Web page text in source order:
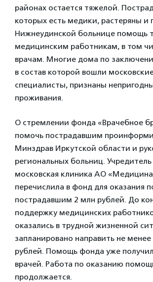
районах остается тяжелой.
которых есть медики, растеряны и
Нижнеудинской больнице помощь
медицинским работникам, в том
врачам. Многие дома по
в состав которой вошли
специалисты, признаны
проживания.
О стремлении фонда «Врачебное
помочь пострадавшим
Минздрав Иркутской области и
региональных больниц.
московская клиника АО
перечислила в фонд для оказания
пострадавшим 2 млн рублей. До
поддержку медицинских
оказались в трудной жизненной
запланировано направить не
рублей. Помощь фонда уже
врачей. Работа по оказанию
продолжается.